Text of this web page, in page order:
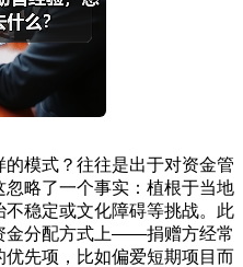
模式？往往是出于对资金管
略了一个事实：植根于当地
稳定或文化障碍等挑战。此
金分配方式上——捐赠方经常
先项，比如偏爱短期项目而